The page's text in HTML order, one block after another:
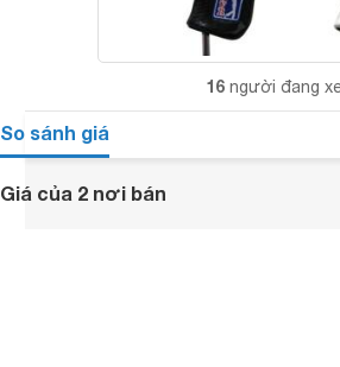
16 người đang
So sánh giá
Giá của 2 nơi bán